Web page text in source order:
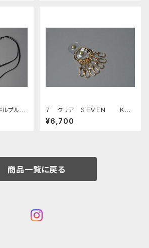
プルア
７ クリア ＳＥＶＥＮ ＫＥ
Ｙ ＲＩＮＧ 真鍮キーリング_
¥6,700
商品一覧に戻る